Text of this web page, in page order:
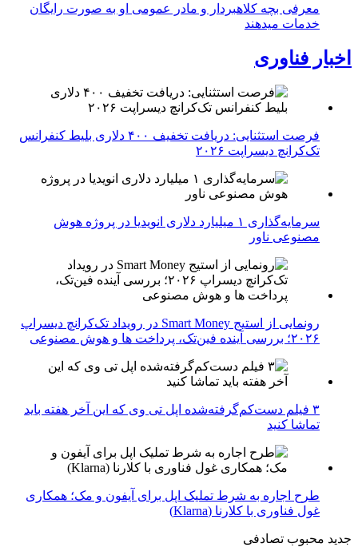
معرفی بچه کلاهبردار و مادر عمومی او به صورت رایگان
خدمات میدهند
اخبار فناوری
فرصت استثنایی: دریافت تخفیف ۴۰۰ دلاری بلیط کنفرانس
تک‌کرانچ دیسراپت ۲۰۲۶
سرمایه‌گذاری ۱ میلیارد دلاری انویدیا در پروژه هوش
مصنوعی ناور
رونمایی از استیج Smart Money در رویداد تک‌کرانچ دیسراپ
۲۰۲۶؛ بررسی آینده فین‌تک، پرداخت‌ ها و هوش مصنوعی
۳ فیلم دست‌کم‌گرفته‌شده اپل تی وی که این آخر هفته باید
تماشا کنید
طرح اجاره به شرط تملیک اپل برای آیفون و مک؛ همکاری
غول فناوری با کلارنا (Klarna)
جدید محبوب تصادفی